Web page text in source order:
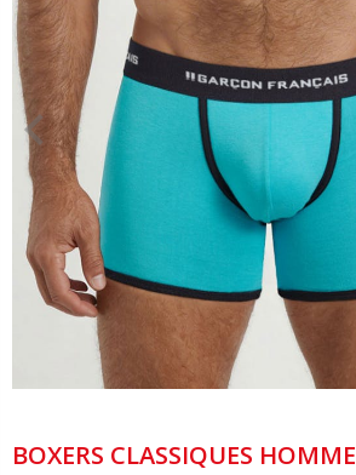
BOXERS CLASSIQUES HOMME